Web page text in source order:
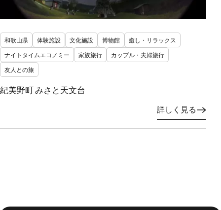
和歌山県 体験施設 文化施設 博物館
癒し・リラックス
ナイトタイムエコノミー
家族旅行
カップル・夫婦旅行
友人との旅
紀美野町 みさと天文台
詳しく見る